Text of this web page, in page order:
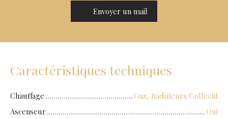
Envoyer un mail
Caractéristiques techniques
Chauffage
Gaz, Radiateurs/Collectif
Ascenseur
Oui